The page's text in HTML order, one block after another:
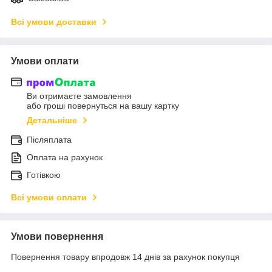
Всі умови доставки
Умови оплати
Ви отримаєте замовлення
або гроші повернуться на вашу картку
Детальніше
Післяплата
Оплата на рахунок
Готівкою
Всі умови оплати
Умови повернення
Повернення товару впродовж 14 днів за рахунок покупця